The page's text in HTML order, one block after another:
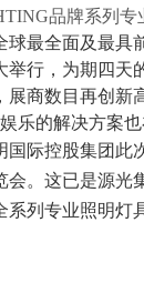
品牌系列专
球最全面及最具
举行，为期四天
展商数目再创新
乐的解决方案
国际控股集团此
会。这已是源光
系列专业照明灯